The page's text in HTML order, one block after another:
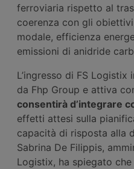
ferroviaria rispetto al
coerenza con gli
modale, efficienza
emissioni di anidride
L’ingresso di FS
da Fhp Group e attiva
consentirà d’integrare
effetti attesi sulla
capacità di risposta alla
Sabrina De Filippis,
Logistix, ha spiegato che